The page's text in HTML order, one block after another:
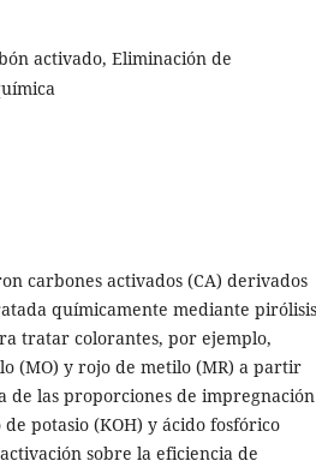
activado, Eliminación de
carbones activados (CA) derivados
químicamente mediante pirólisis
tratar colorantes, por ejemplo,
(MO) y rojo de metilo (MR) a partir
de las proporciones de impregnación
potasio (KOH) y ácido fosfórico
sobre la eficiencia de